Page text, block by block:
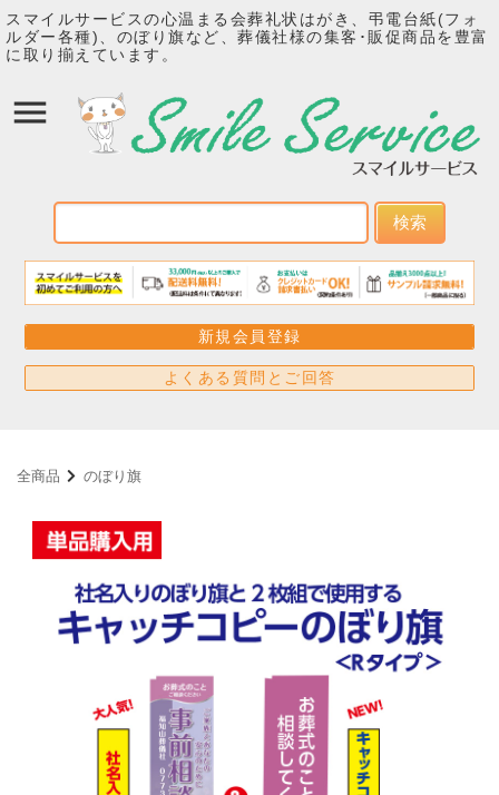
スマイルサービスの心温まる会葬礼状はがき、弔電台紙(フォ
ルダー各種)、のぼり旗など、葬儀社様の集客･販促商品を豊富
に取り揃えています。
検索
新規会員登録
よくある質問とご回答
全商品 のぼり旗